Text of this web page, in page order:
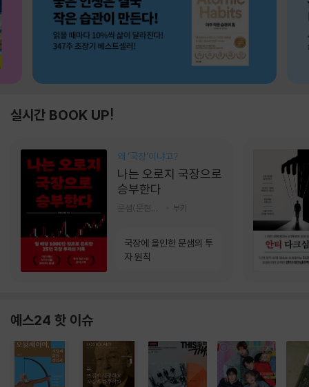
실시간 BOOK UP!
왜 ‘국장‘이냐고?
나는 오로지 국장으로
승부한다
부키
국장에 올인한 문샘의 투
자 원칙
예스24 핫 이슈